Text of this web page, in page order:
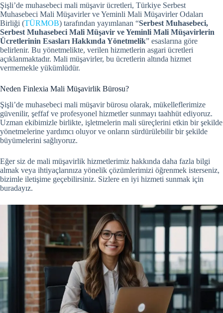
Şişli’de muhasebeci mali müşavir ücretleri, Türkiye Serbest
Muhasebeci Mali Müşavirler ve Yeminli Mali Müşavirler Odaları
Birliği (TÜRMOB) tarafından yayımlanan “Serbest Muhasebeci,
Serbest Muhasebeci Mali Müşavir ve Yeminli Mali Müşavirlerin
Ücretlerinin Esasları Hakkında Yönetmelik” esaslarına göre
belirlenir. Bu yönetmelikte, verilen hizmetlerin asgari ücretleri
açıklanmaktadır. Mali müşavirler, bu ücretlerin altında hizmet
vermemekle yükümlüdür.
Neden Finlexia Mali Müşavirlik Bürosu?
Şişli’de muhasebeci mali müşavir bürosu olarak, mükelleflerimize
güvenilir, şeffaf ve profesyonel hizmetler sunmayı taahhüt ediyoruz.
Uzman ekibimizle birlikte, işletmelerin mali süreçlerini etkin bir şekilde
yönetmelerine yardımcı oluyor ve onların sürdürülebilir bir şekilde
büyümelerini sağlıyoruz.
Eğer siz de mali müşavirlik hizmetlerimiz hakkında daha fazla bilgi
almak veya ihtiyaçlarınıza yönelik çözümlerimizi öğrenmek isterseniz,
bizimle iletişime geçebilirsiniz. Sizlere en iyi hizmeti sunmak için
buradayız.